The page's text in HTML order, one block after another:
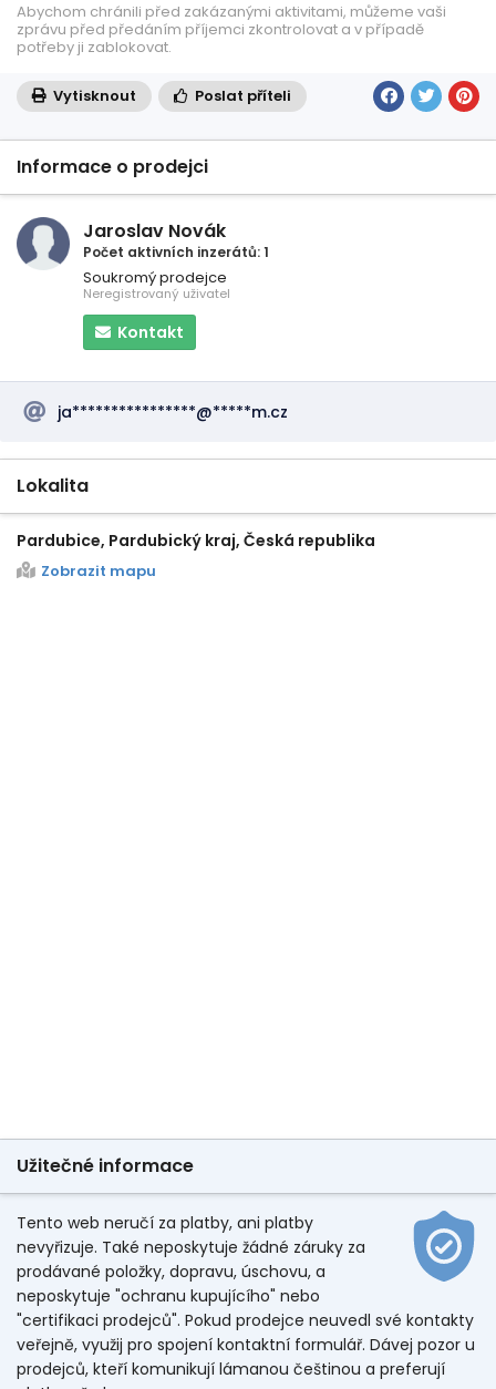
Abychom chránili před zakázanými aktivitami, můžeme vaši
zprávu před předáním příjemci zkontrolovat a v případě
potřeby ji zablokovat.
Vytisknout Poslat příteli
Informace o prodejci
Jaroslav Novák
Počet aktivních inzerátů: 1
Soukromý prodejce
Neregistrovaný uživatel
Kontakt
ja****************@*****m.cz
Lokalita
Pardubice, Pardubický kraj, Česká republika
Zobrazit mapu
Užitečné informace
Tento web neručí za platby, ani platby
nevyřizuje. Také neposkytuje žádné záruky za
prodávané položky, dopravu, úschovu, a
neposkytuje "ochranu kupujícího" nebo
"certifikaci prodejců". Pokud prodejce neuvedl své kontakty
veřejně, využij pro spojení kontaktní formulář. Dávej pozor u
prodejců, kteří komunikují lámanou češtinou a preferují